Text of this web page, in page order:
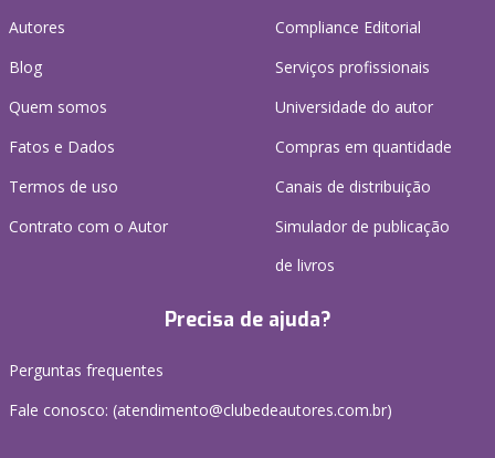
Autores
Blog
Quem somos
Fatos e Dados
Termos de uso
Contrato com o Autor
Compliance Editorial
Serviços profissionais
Universidade do autor
Compras em quantidade
Canais de distribuição
Simulador de publicação
de livros
Precisa de ajuda?
Perguntas frequentes
Fale conosco: (atendimento@clubedeautores.com.br)